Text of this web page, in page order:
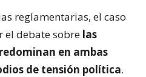
reglamentarias, el caso
el debate sobre las
en ambas
de tensión política.